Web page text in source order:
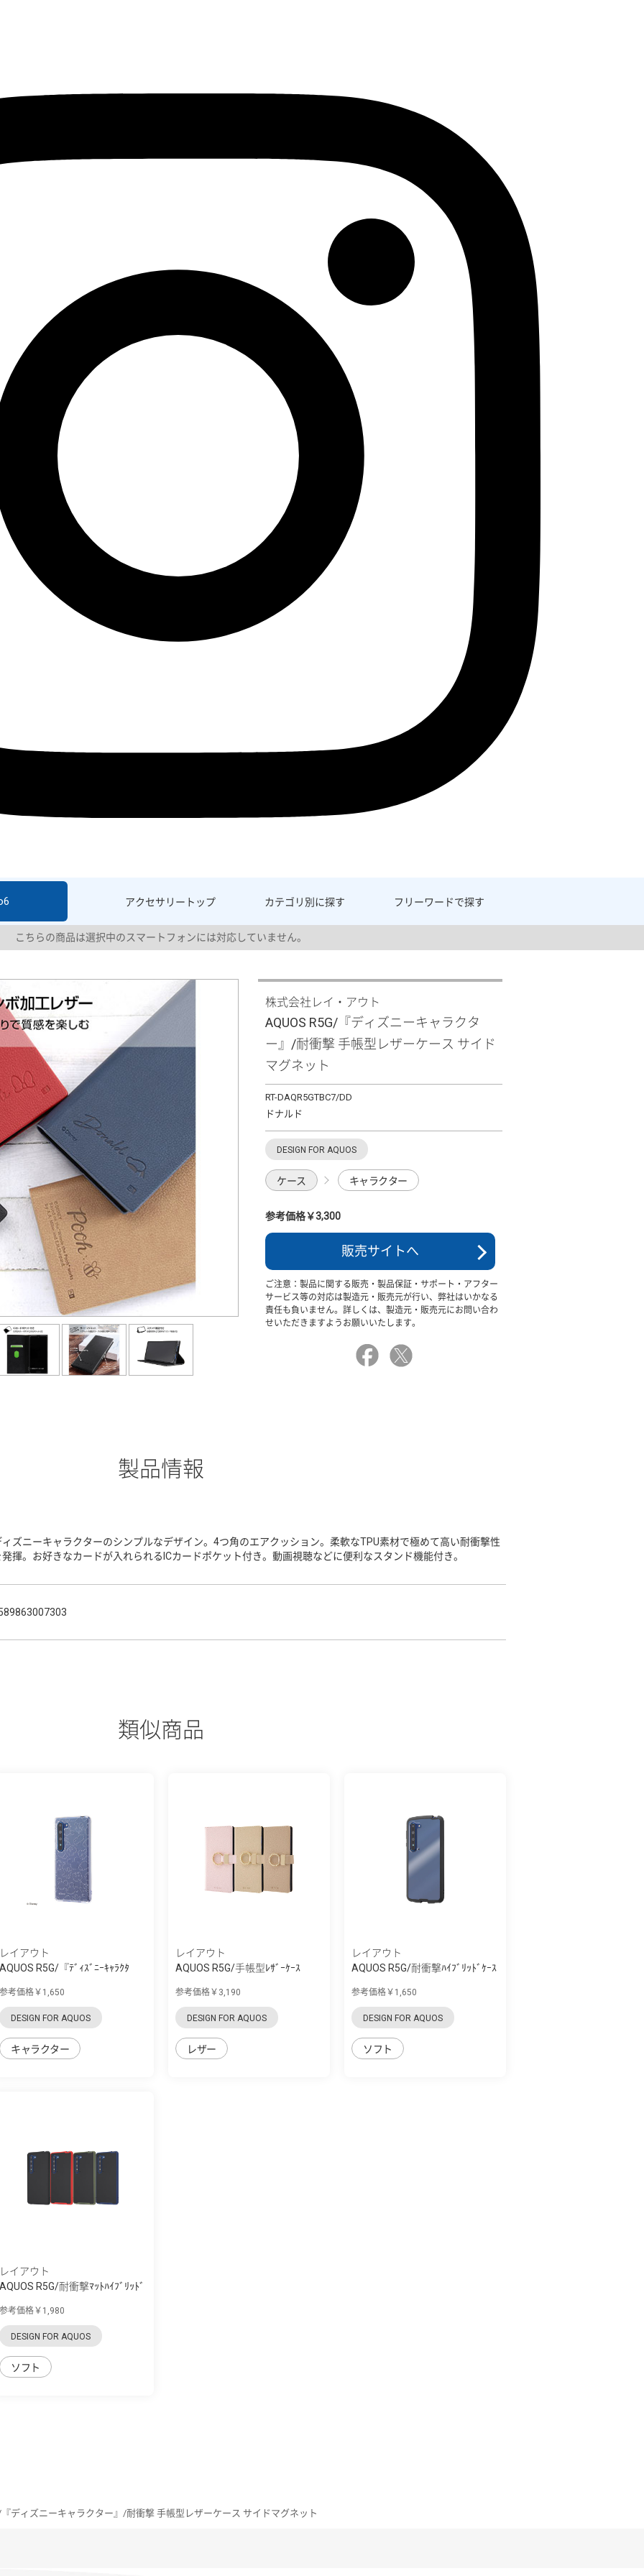
アクセサリー トップ カテゴリ別に探す フリーワードで探す
こちらの商品は選択中のスマートフォンには対応していません。
株式会社レイ・アウト
AQUOS R5G/『ディズニーキャラクタ
ー』/耐衝撃 手帳型レザーケース サイド
マグネット
RT-DAQR5GTBC7/DD
ドナルド
DESIGN FOR AQUOS
ケース キャラクター
参考価格￥3,300
販売サイトへ
ご注意：製品に関する販売・製品保証・サポート・アフター
サービス等の対応は製造元・販売元が行い、弊社はいかなる
責任も負いません。詳しくは、製造元・販売元にお問い合わ
せいただきますようお願いいたします。
製品情報
ィズニーキャラクターのシンプルなデザイン。4つ角のエアクッション。柔軟なTPU素材で極めて高い耐衝撃性
発揮。お好きなカードが入れられるICカードポケット付き。動画視聴などに便利なスタンド機能付き。
類似商品
レイアウト
AQUOS R5G/『ﾃﾞｨｽﾞﾆｰｷｬﾗｸﾀ
参考価格￥1,650
DESIGN FOR AQUOS
キャラクター
レイアウト
AQUOS R5G/手帳型ﾚｻﾞｰｹｰｽ
参考価格￥3,190
DESIGN FOR AQUOS
レザー
レイアウト
AQUOS R5G/耐衝撃ﾊｲﾌﾞﾘｯﾄﾞｹｰｽ
参考価格￥1,650
DESIGN FOR AQUOS
ソフト
レイアウト
AQUOS R5G/耐衝撃ﾏｯﾄﾊｲﾌﾞﾘｯﾄﾞ
参考価格￥1,980
DESIGN FOR AQUOS
ソフト
『ディズニーキャラクター』/耐衝撃 手帳型レザーケース サイドマグネット